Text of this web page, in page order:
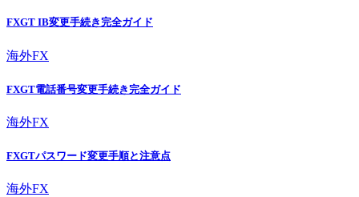
FXGT IB変更手続き完全ガイド
海外FX
FXGT電話番号変更手続き完全ガイド
海外FX
FXGTパスワード変更手順と注意点
海外FX